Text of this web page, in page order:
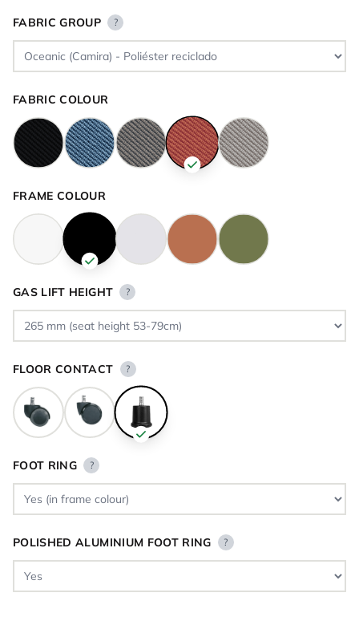
FABRIC GROUP ?
FABRIC COLOUR
FRAME COLOUR
GAS LIFT HEIGHT ?
FLOOR CONTACT ?
FOOT RING ?
POLISHED ALUMINIUM FOOT RING ?